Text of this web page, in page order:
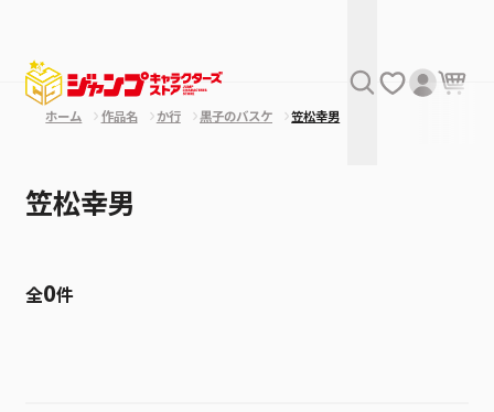
ホーム 作品名 か行 黒子のバスケ 笠松幸男
笠松幸男
全0件